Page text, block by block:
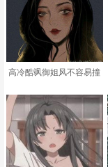
高冷酷飒御姐风不容易撞